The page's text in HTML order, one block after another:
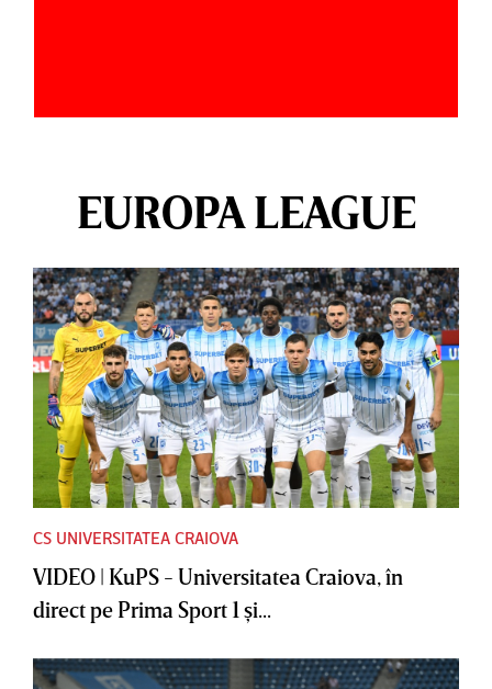
EUROPA LEAGUE
CS UNIVERSITATEA CRAIOVA
VIDEO | KuPS - Universitatea Craiova, în
direct pe Prima Sport 1 şi...